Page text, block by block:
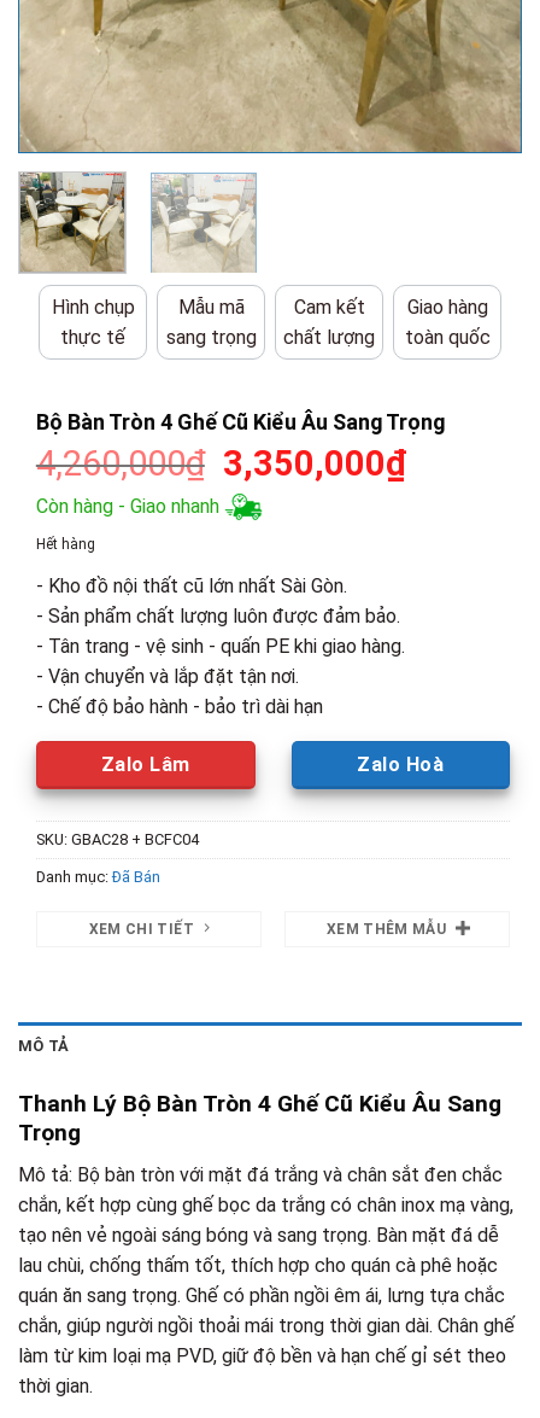
Hình chụp
thực tế
Mẫu mã
sang trọng
Cam kết
chất lượng
Giao hàng
toàn quốc
Bộ Bàn Tròn 4 Ghế Cũ Kiểu Âu Sang Trọng
4,260,000₫ Giá
gốc
là:
3,350,000₫Giá
Còn hàng - Giao nhanh
Hết hàng
- Kho đồ nội thất cũ lớn nhất Sài Gòn.
- Sản phẩm chất lượng luôn được đảm bảo.
- Tân trang - vệ sinh - quấn PE khi giao hàng.
- Vận chuyển và lắp đặt tận nơi.
- Chế độ bảo hành - bảo trì dài hạn
Zalo Lâm Zalo Hoà
SKU: GBAC28 + BCFC04
Danh mục:Đã Bán
XEM CHI TIẾT XEM THÊM MẪU
MÔ TẢ
Thanh Lý Bộ Bàn Tròn 4 Ghế Cũ Kiểu Âu Sang
Trọng
Mô tả: Bộ bàn tròn với mặt đá trắng và chân sắt đen chắc
chắn, kết hợp cùng ghế bọc da trắng có chân inox mạ vàng,
tạo nên vẻ ngoài sáng bóng và sang trọng. Bàn mặt đá dễ
lau chùi, chống thấm tốt, thích hợp cho quán cà phê hoặc
quán ăn sang trọng. Ghế có phần ngồi êm ái, lưng tựa chắc
chắn, giúp người ngồi thoải mái trong thời gian dài. Chân ghế
làm từ kim loại mạ PVD, giữ độ bền và hạn chế gỉ sét theo
thời gian.